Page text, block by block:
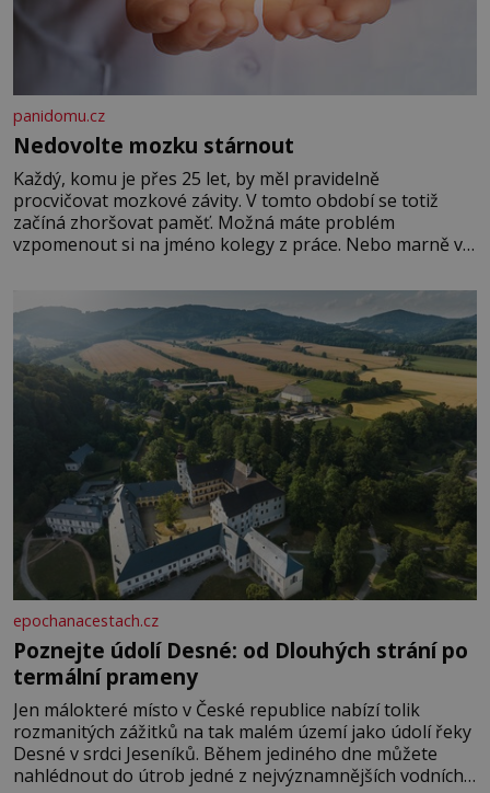
panidomu.cz
Nedovolte mozku stárnout
Každý, komu je přes 25 let, by měl pravidelně
procvičovat mozkové závity. V tomto období se totiž
začíná zhoršovat paměť. Možná máte problém
vzpomenout si na jméno kolegy z práce. Nebo marně v
Je to opravdu tak, s věkem jako kdyby se paměť
rozhodla stávkovat. Cvičte
epochanacestach.cz
Poznejte údolí Desné: od Dlouhých strání po
termální prameny
Jen málokteré místo v České republice nabízí tolik
rozmanitých zážitků na tak malém území jako údolí řeky
Desné v srdci Jeseníků. Během jediného dne můžete
nahlédnout do útrob jedné z nejvýznamnějších vodních